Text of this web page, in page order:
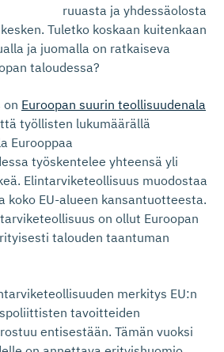
ruuasta ja yhdessäolosta
Tuletko koskaan kuitenkaan
ja juomalla on ratkaiseva
taloudessa?
on Euroopan suurin teollisuudenala
työllisten lukumäärällä
Eurooppaa
työskentelee yhteensä yli
Elintarviketeollisuus muodostaa
koko EU-alueen kansantuotteesta.
on ollut Euroopan
talouden taantuman
merkitys EU:n
tavoitteiden
entisestään. Tämän vuoksi